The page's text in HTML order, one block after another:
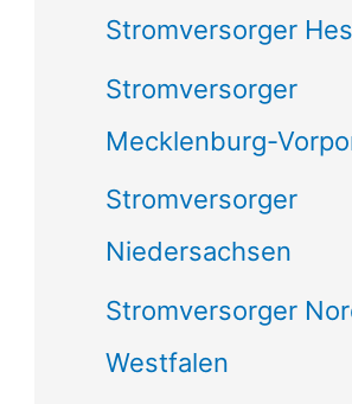
Stromversorger
Stromversorger
Mecklenburg-
Stromversorger
Niedersachsen
Stromversorger
Westfalen